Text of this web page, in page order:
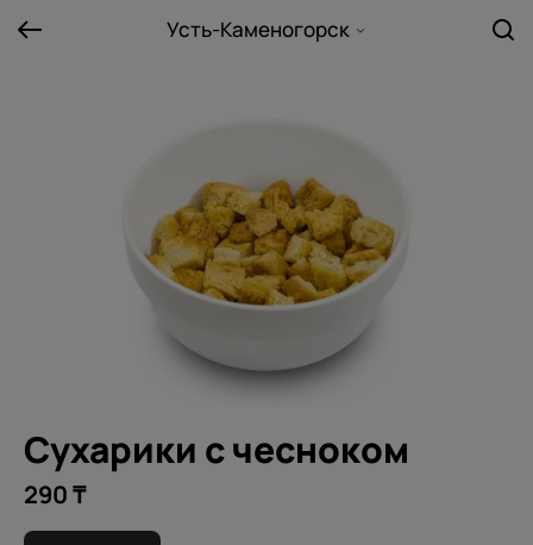
Усть-Каменогорск
Сухарики с чесноком
290 ₸